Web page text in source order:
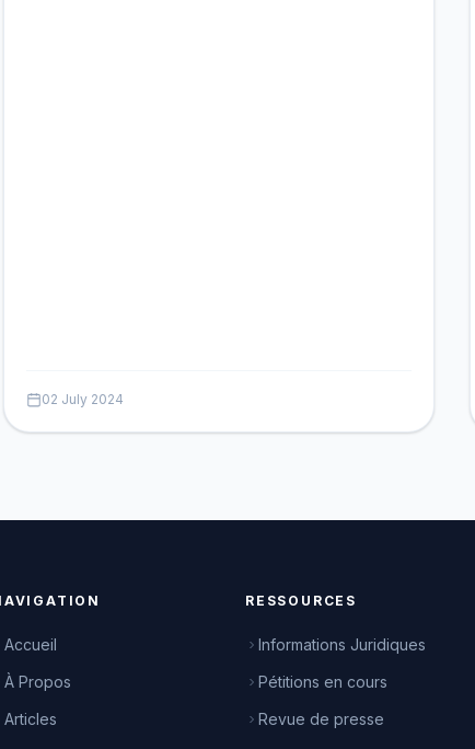
02 July 2024
Accueil
À Propos
Articles
RESSOURCES
Informations Juridiques
Pétitions en cours
Revue de presse